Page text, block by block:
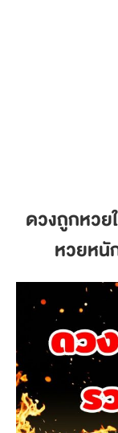
ดวงถูกหว
หวยหนั